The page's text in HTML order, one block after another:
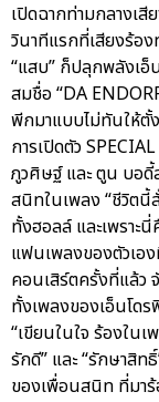
เปิดฉากท่ามกลางเ
วินาทีแรกที่เสียงร้อ
“แสบ” ก็ปลุกพลังเ
สมชื่อ “DA
พีกมาแบบไม่ทันให้ตั้
การเปิดตัว
ภูวศิษฐ์ และ ตูน บอ
สนิทในเพลง “ชีวิตนี้
ทั้งฮอลล์ และเพราะ
แฟนเพลงของตัวเอ
คอนเสิร์ตครั้งที่แล้ว
ทั้งเพลงของเอ็นโดร
“เขียนในใจ ร้องในเ
รักดี” และ “รักษาสิ
ของเพื่อนสนิท ที่มา